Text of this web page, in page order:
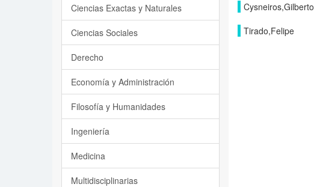
Cysneiros,Gilberto
Tirado,Felipe
Ciencias Exactas y Naturales
Ciencias Sociales
Derecho
Economía y Administración
Filosofía y Humanidades
Ingeniería
Medicina
Multidisciplinarias